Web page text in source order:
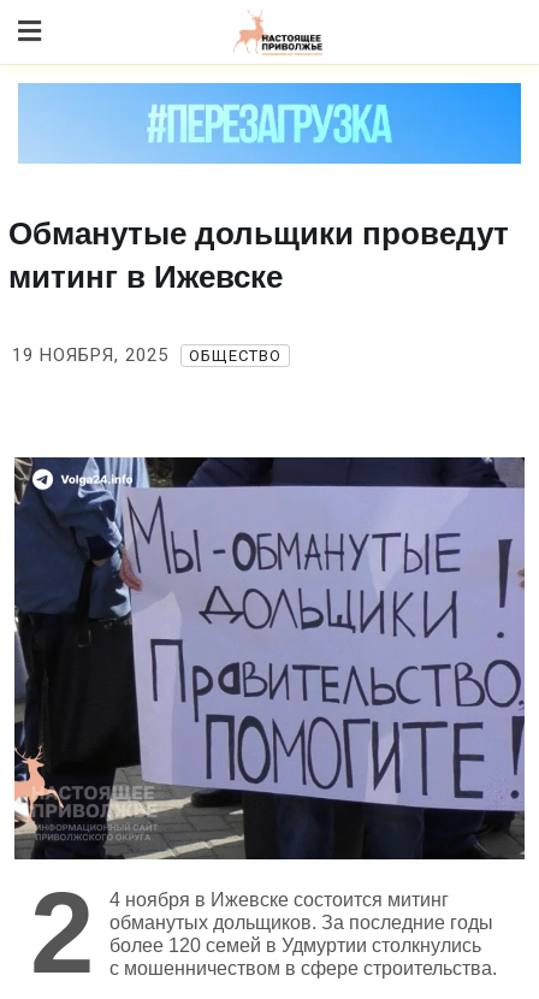
to content
Обманутые дольщики проведут
митинг в Ижевске
19 НОЯБРЯ, 2025 ОБЩЕСТВО
2
4 ноября в Ижевске состоится митинг
обманутых дольщиков. За последние годы
более 120 семей в Удмуртии столкнулись
с мошенничеством в сфере строительства.